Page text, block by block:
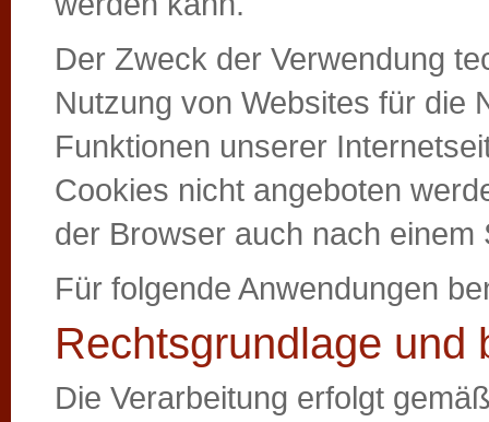
Der Zweck der Verwendung
Nutzung von Websites für die
Funktionen unserer
Cookies nicht angeboten
der Browser auch nach
Für folgende Anwendungen
Rechtsgrundlage und
Die Verarbeitung erfolgt